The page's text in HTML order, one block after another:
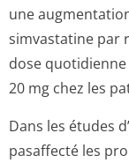
une
simvastatine par
dose
20 mg chez les
Dans les études
pasaffecté les